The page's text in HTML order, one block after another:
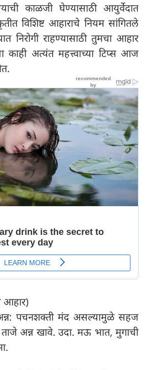
काळजी घेण्यासाठी आयुर्वेदात
विशिष्ट आहाराचे नियम सांगितले
निरोगी राहण्यासाठी तुमचा आहार
काही अत्यंत महत्त्वाच्या टिप्स आज
आहार)
पचनशक्ती मंद असल्यामुळे सहज
अन्न खावे. उदा. मऊ भात, मुगाची